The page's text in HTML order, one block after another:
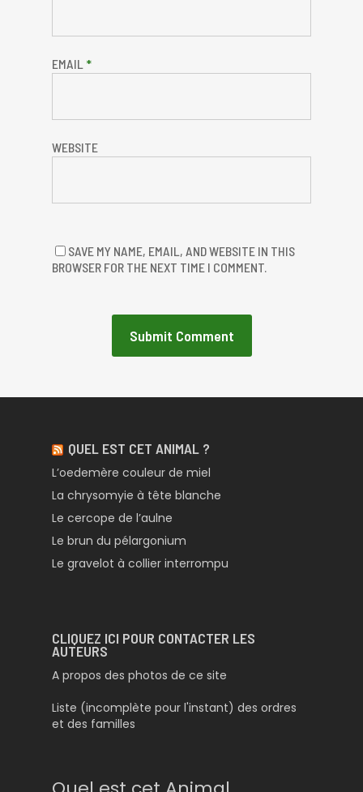
EMAIL *
WEBSITE
SAVE MY NAME, EMAIL, AND WEBSITE IN THIS
BROWSER FOR THE NEXT TIME I COMMENT.
QUEL EST CET ANIMAL ?
L’oedemère couleur de miel
La chrysomyie à tête blanche
Le cercope de l’aulne
Le brun du pélargonium
Le gravelot à collier interrompu
CLIQUEZ ICI POUR CONTACTER LES
AUTEURS
A propos des photos de ce site
Liste (incomplète pour l'instant) des ordres
et des familles